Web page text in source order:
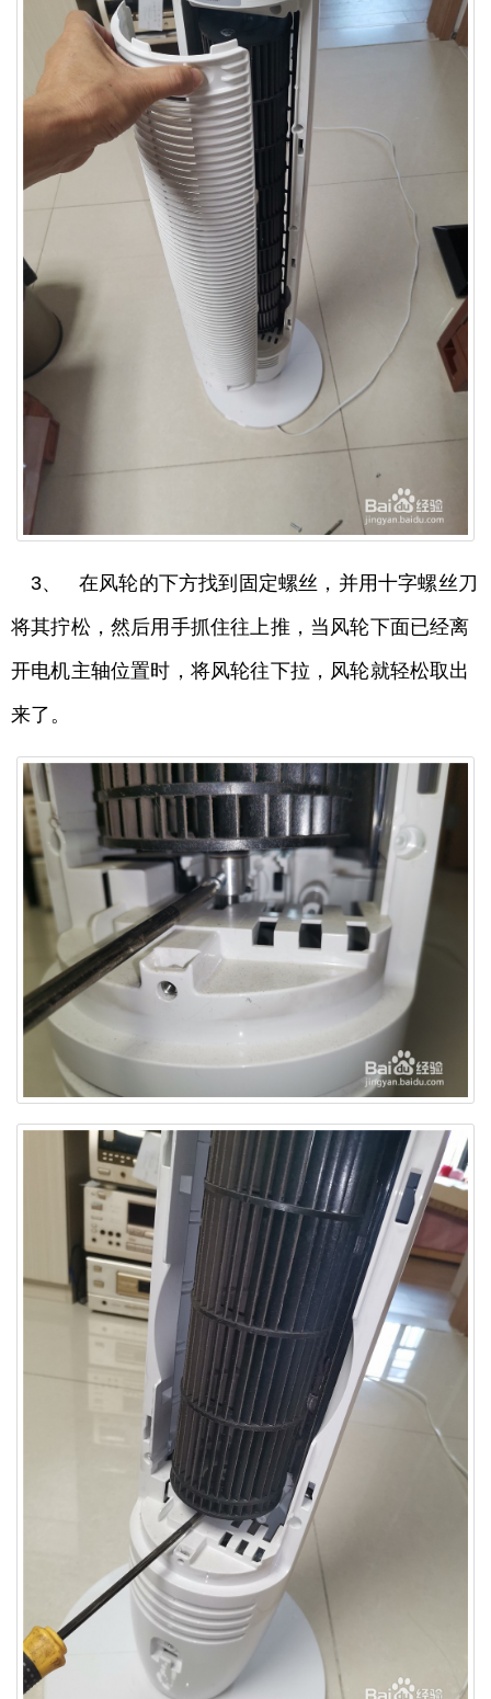
3、 在风轮的下方找到固定螺丝，并用十字螺丝刀
将其拧松，然后用手抓住往上推，当风轮下面已经离
开电机主轴位置时，将风轮往下拉，风轮就轻松取出
来了。